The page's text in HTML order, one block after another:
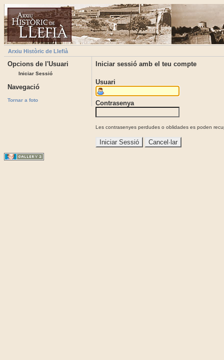
Arxiu Històric de Llefià
Opcions de l'Usuari
Iniciar Sessió
Navegació
Tornar a foto
Iniciar sessió amb el teu compte
Usuari
Contrasenya
Les contrasenyes perdudes o oblidades es poden